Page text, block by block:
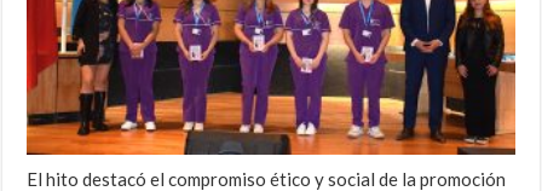
El hito destacó el compromiso ético y social de la promoción